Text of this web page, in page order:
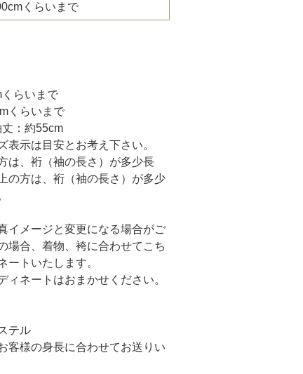
くらいまで
くらいまで
くらいまで
：約55cm
表示は目安とお考え下さい。
は、裄（袖の長さ）が多少長
の方は、裄（袖の長さ）が多少
イメージと変更になる場合がご
場合、着物、袴に合わせてこち
ートいたします。
ィネートはおまかせください。
テル
客様の身長に合わせてお送りい